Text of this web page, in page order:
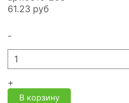
61.23 руб
-
+
В корзину